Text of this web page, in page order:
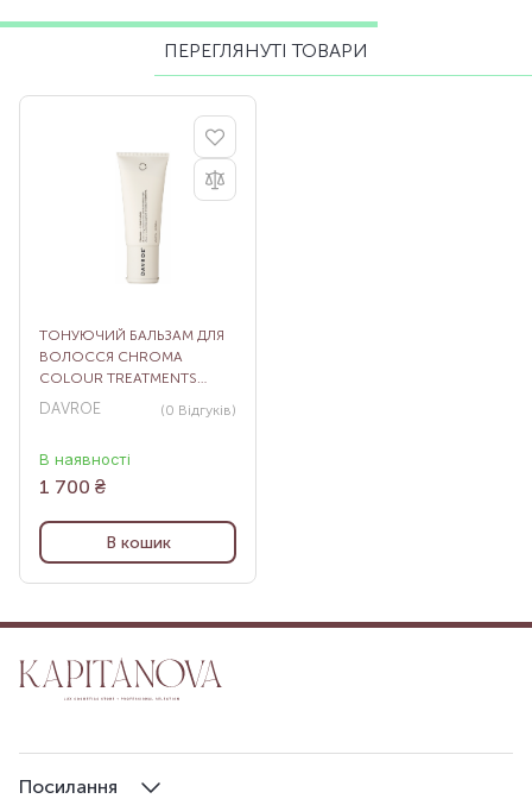
ПЕРЕГЛЯНУТІ ТОВАРИ
ТОНУЮЧИЙ БАЛЬЗАМ ДЛЯ
ВОЛОССЯ CHROMA
COLOUR TREATMENTS
CLEAR GLOSS, 200 МЛ
DAVROE (0 Відгуків)
В наявності
1 700 ₴
В кошик
Посилання